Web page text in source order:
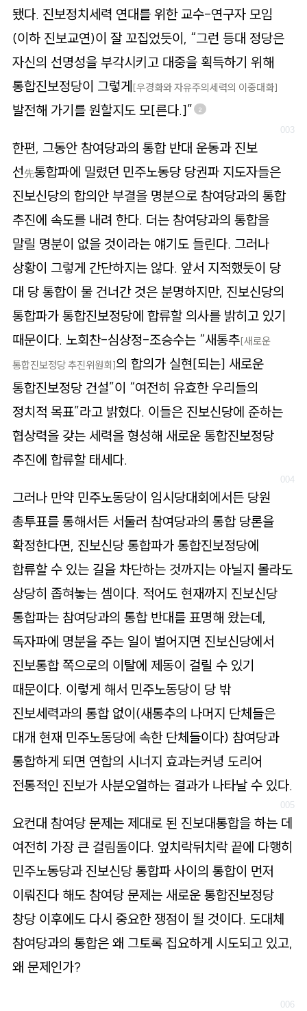
됐다. 진보정치세력 연대를 위한 교수-연구자 모임
(이하 진보교연)이 잘 꼬집었듯이, “그런 등대 정당은
자신의 선명성을 부각시키고 대중을 획득하기 위해
통합진보정당이 그렇게 [우경화와 자유주의세력의 이중대화]
발전해 가기를 원할지도 모[른다.]” 2
한편, 그동안 참여당과의 통합 반대 운동과 진보
선先통합파에 밀렸던 민주노동당 당권파 지도자들은
진보신당의 합의안 부결을 명분으로 참여당과의 통합
추진에 속도를 내려 한다. 더는 참여당과의 통합을
말릴 명분이 없을 것이라는 얘기도 들린다. 그러나
상황이 그렇게 간단하지는 않다. 앞서 지적했듯이 당
대 당 통합이 물 건너간 것은 분명하지만, 진보신당의
통합파가 통합진보정당에 합류할 의사를 밝히고 있기
때문이다. 노회찬-심상정-조승수는 “새통추[새로운
통합진보정당 추진위원회]의 합의가 실현[되는] 새로운
통합진보정당 건설”이 “여전히 유효한 우리들의
정치적 목표”라고 밝혔다. 이들은 진보신당에 준하는
협상력을 갖는 세력을 형성해 새로운 통합진보정당
추진에 합류할 태세다.
그러나 만약 민주노동당이 임시당대회에서든 당원
총투표를 통해서든 서둘러 참여당과의 통합 당론을
확정한다면, 진보신당 통합파가 통합진보정당에
합류할 수 있는 길을 차단하는 것까지는 아닐지 몰라도
상당히 좁혀놓는 셈이다. 적어도 현재까지 진보신당
통합파는 참여당과의 통합 반대를 표명해 왔는데,
독자파에 명분을 주는 일이 벌어지면 진보신당에서
진보통합 쪽으로의 이탈에 제동이 걸릴 수 있기
때문이다. 이렇게 해서 민주노동당이 당 밖
진보세력과의 통합 없이(새통추의 나머지 단체들은
대개 현재 민주노동당에 속한 단체들이다) 참여당과
통합하게 되면 연합의 시너지 효과는커녕 도리어
전통적인 진보가 사분오열하는 결과가 나타날 수 있다.
요컨대 참여당 문제는 제대로 된 진보대통합을 하는 데
여전히 가장 큰 걸림돌이다. 엎치락뒤치락 끝에 다행히
민주노동당과 진보신당 통합파 사이의 통합이 먼저
이뤄진다 해도 참여당 문제는 새로운 통합진보정당
창당 이후에도 다시 중요한 쟁점이 될 것이다. 도대체
참여당과의 통합은 왜 그토록 집요하게 시도되고 있고,
왜 문제인가?